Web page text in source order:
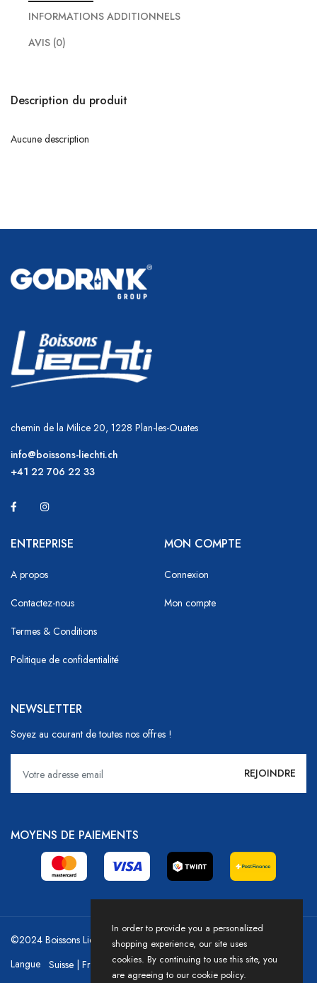
INFORMATIONS ADDITIONNELS
AVIS (0)
Description du produit
Aucune description
chemin de la Milice 20, 1228 Plan-les-Ouates
info@boissons-liechti.ch
+41 22 706 22 33
ENTREPRISE
A propos
Contactez-nous
Termes & Conditions
Politique de confidentialité
MON COMPTE
Connexion
Mon compte
NEWSLETTER
Soyez au courant de toutes nos offres !
MOYENS DE PAIEMENTS
©2024 Boissons Liechti - GoDrink Group / Powered by HICASS
Langue
In order to provide you a personalized
shopping experience, our site uses
cookies. By continuing to use this site, you
are agreeing to our cookie policy.